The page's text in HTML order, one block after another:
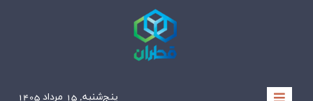
پنج‌شنبه, 15 مرداد 1405